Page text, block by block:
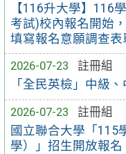
【116升大學】116
考試)校內報名開始
填寫報名意願調查
2026-07-23
註冊組
「全民英檢」中級
2026-07-23
註冊組
國立聯合大學「115
學）」招生開放報名